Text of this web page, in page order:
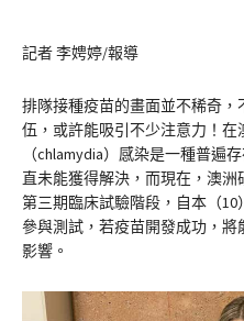
記者 李娉婷/報導
排隊接種疫苗的畫面並不稀奇
伍，或許能吸引不少注意力！
（chlamydia）感染是一種普遍
直未能獲得解決，而現在，澳
第三期臨床試驗階段，自本（
參與測試，若疫苗開發成功，
影響。